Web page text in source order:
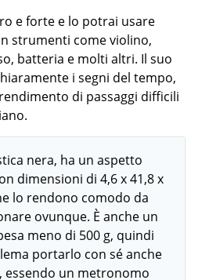
e forte e lo potrai usare
strumenti come violino,
batteria e molti altri. Il suo
i segni del tempo,
di passaggi difficili
nera, ha un aspetto
dimensioni di 4,6 x 41,8 x
lo rendono comodo da
ovunque. È anche un
meno di 500 g, quindi
portarlo con sé anche
essendo un metronomo